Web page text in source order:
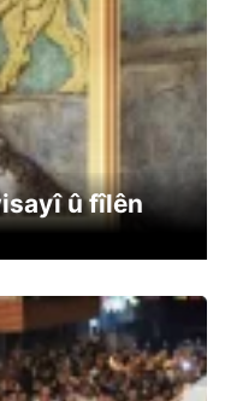
û fîlên